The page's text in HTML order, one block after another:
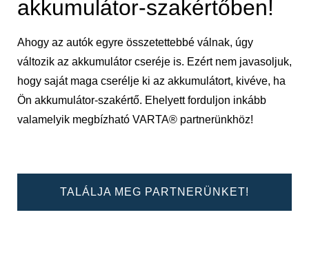
akkumulátor-szakértőben!
Ahogy az autók egyre összetettebbé válnak, úgy
változik az akkumulátor cseréje is. Ezért nem javasoljuk,
hogy saját maga cserélje ki az akkumulátort, kivéve, ha
Ön akkumulátor-szakértő. Ehelyett forduljon inkább
valamelyik megbízható VARTA® partnerünkhöz!
TALÁLJA MEG PARTNERÜNKET!